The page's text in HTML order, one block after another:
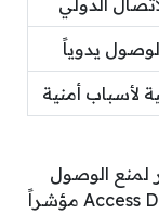
الدولي
يدوياً
لأسباب أمنية
لمنع الوصول
غير المصرح به، مما يجعل ظهور Access Denied مؤشراً